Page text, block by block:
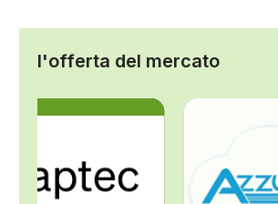
l'offerta del mercato